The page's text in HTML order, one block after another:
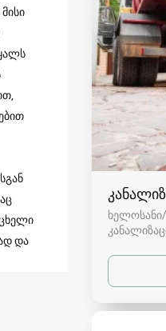
და